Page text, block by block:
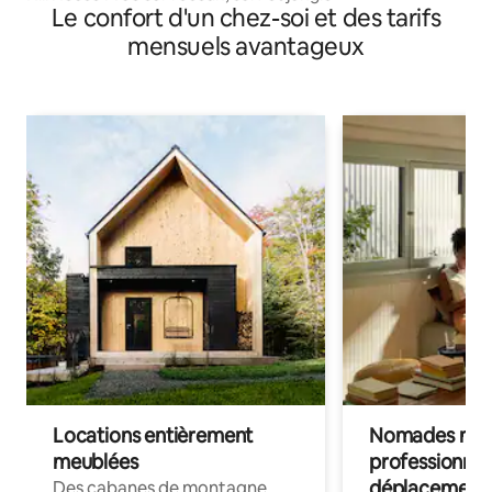
Le confort d'un chez-soi et des tarifs
mensuels avantageux
Locations entièrement
meublées
Nomades